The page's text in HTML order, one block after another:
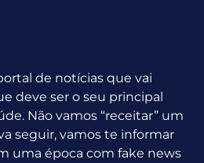
de notícias que vai
deve ser o seu principal
Não vamos “receitar” um
seguir, vamos te informar
uma época com fake news